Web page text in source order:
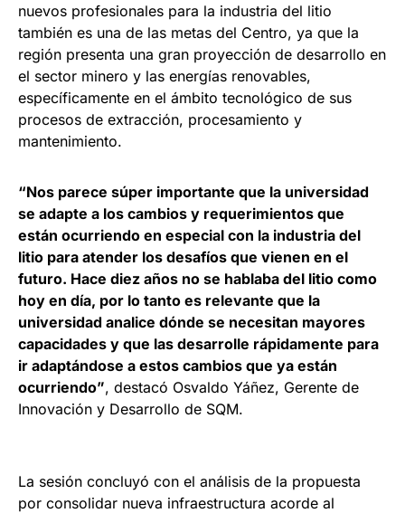
nuevos profesionales para la industria del litio
también es una de las metas del Centro, ya que la
región presenta una gran proyección de desarrollo en
el sector minero y las energías renovables,
específicamente en el ámbito tecnológico de sus
procesos de extracción, procesamiento y
mantenimiento.
“Nos parece súper importante que la universidad
se adapte a los cambios y requerimientos que
están ocurriendo en especial con la industria del
litio para atender los desafíos que vienen en el
futuro. Hace diez años no se hablaba del litio como
hoy en día, por lo tanto es relevante que la
universidad analice dónde se necesitan mayores
capacidades y que las desarrolle rápidamente para
ir adaptándose a estos cambios que ya están
ocurriendo”, destacó Osvaldo Yáñez, Gerente de
Innovación y Desarrollo de SQM.
La sesión concluyó con el análisis de la propuesta
por consolidar nueva infraestructura acorde al